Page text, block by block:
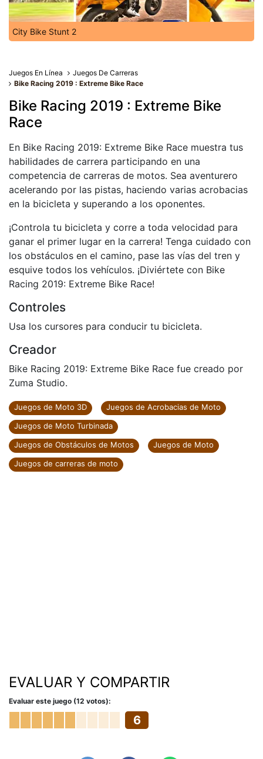
City Bike Stunt 2
Juegos En Línea
Juegos De Carreras
Bike Racing 2019 : Extreme Bike Race
Bike Racing 2019 : Extreme Bike
Race
En Bike Racing 2019: Extreme Bike Race muestra tus
habilidades de carrera participando en una
competencia de carreras de motos. Sea aventurero
acelerando por las pistas, haciendo varias acrobacias
en la bicicleta y superando a los oponentes.
¡Controla tu bicicleta y corre a toda velocidad para
ganar el primer lugar en la carrera! Tenga cuidado con
los obstáculos en el camino, pase las vías del tren y
esquive todos los vehículos. ¡Diviértete con Bike
Racing 2019: Extreme Bike Race!
Controles
Usa los cursores para conducir tu bicicleta.
Creador
Bike Racing 2019: Extreme Bike Race fue creado por
Zuma Studio.
Juegos de Moto 3D
Juegos de Acrobacias de Moto
Juegos de Moto Turbinada
Juegos de Obstáculos de Motos
Juegos de Moto
Juegos de carreras de moto
EVALUAR Y COMPARTIR
Evaluar este juego (12 votos):
6